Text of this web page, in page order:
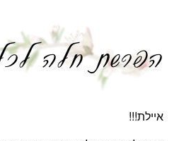
הפרשת חלה
איילת!!!